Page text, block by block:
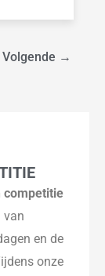
Volgende →
competitie
van
en de
onze